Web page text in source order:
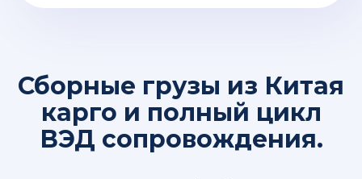
Сборные грузы из Китая
карго и полный цикл
ВЭД сопровождения.